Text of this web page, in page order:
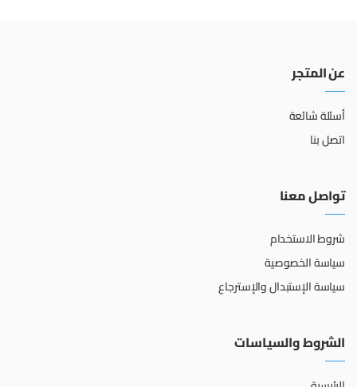
عن المتجر
أسئلة شائعة
اتصل بنا
تواصل معنا
شروط الاستخدام
سياسة الخصوصية
سياسة الإستبدال والإسترجاع
الشروط والسياسات